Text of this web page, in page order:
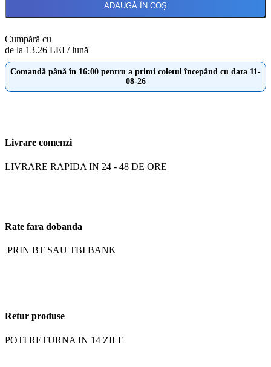
ADAUGĂ ÎN COȘ
Cumpără cu
de la 13.26 LEI / lună
Comandă până în 16:00 pentru a primi coletul începând cu data 11-
08-26
Livrare comenzi
LIVRARE RAPIDA IN 24 - 48 DE ORE
Rate fara dobanda
PRIN BT SAU TBI BANK
Retur produse
POTI RETURNA IN 14 ZILE